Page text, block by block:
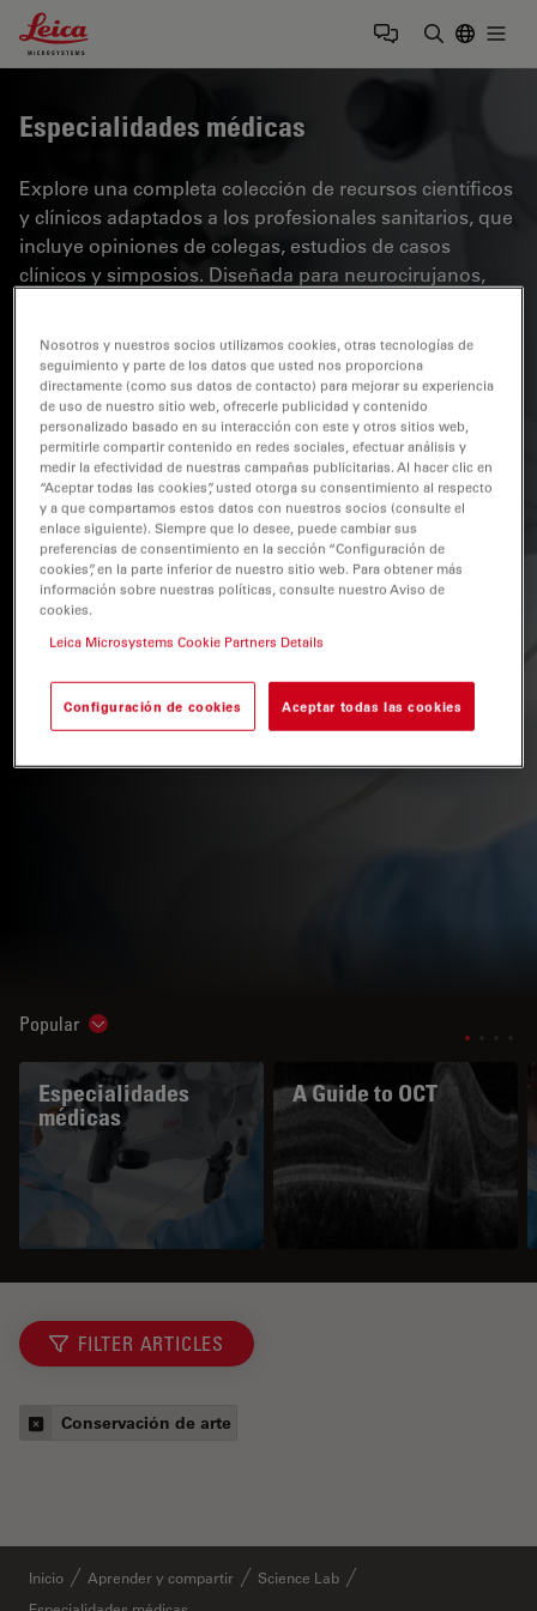
Leica Microsystems Logo
Especialidades médicas
Explore una completa colección de recursos científicos
y clínicos adaptados a los profesionales sanitarios, que
incluye opiniones de colegas, estudios de casos
clínicos y simposios. Diseñada para neurocirujanos,
colección destaca los últimos avances en microscopía
quirúrgica. Descubra cómo las tecnologías quirúrgicas
de vanguardia, como la fluorescencia AR, la
visualización 3D y las imágenes OCT intraoperatorias,
permiten tomar decisiones con confianza y precisión
en cirugías complejas.
Popular Show subnavigation
Especialidades
médicas
A Guide to OCT
FILTER ARTICLES
Conservación de arte
Inicio Aprender y compartir
Science Lab
Nosotros y nuestros socios utilizamos cookies, otras tecnologías de
seguimiento y parte de los datos que usted nos proporciona
directamente (como sus datos de contacto) para mejorar su experiencia
de uso de nuestro sitio web, ofrecerle publicidad y contenido
personalizado basado en su interacción con este y otros sitios web,
permitirle compartir contenido en redes sociales, efectuar análisis y
medir la efectividad de nuestras campañas publicitarias. Al hacer clic en
“Aceptar todas las cookies”, usted otorga su consentimiento al respecto
y a que compartamos estos datos con nuestros socios (consulte el
enlace siguiente). Siempre que lo desee, puede cambiar sus
preferencias de consentimiento en la sección “Configuración de
cookies”, en la parte inferior de nuestro sitio web. Para obtener más
información sobre nuestras políticas, consulte nuestro Aviso de
cookies.
Leica Microsystems Cookie Partners Details
Configuración de cookies Aceptar todas las cookies